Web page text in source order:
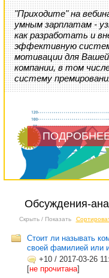
"Приходите" на
умным зарплатам -
как разработать и
эффективную
мотивации для Вашей
компании, в том
систему
Обсуждения-
Скрыть / Показать
Cтоит ли называть
своей фамилией или
+10 / 2017-03-26
[не прочитана]